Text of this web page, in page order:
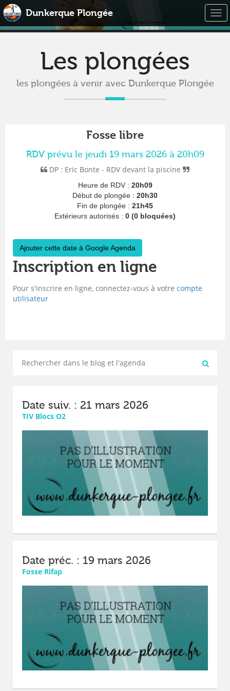
Dunkerque Plongée
Les plongées
les plongées à venir avec Dunkerque Plongée
Fosse libre
RDV prévu le jeudi 19 mars 2026 à 20h09
DP : Eric Bonte - RDV devant la piscine
Heure de RDV : 20h09
Début de plongée : 20h30
Fin de plongée : 21h45
Extérieurs autorisés : 0 (0 bloquées)
Ajouter cette date à Google Agenda
Inscription en ligne
Pour s'inscrire en ligne, connectez-vous à votre compte
utilisateur
Date suiv. : 21 mars 2026
TIV Blocs O2
Date préc. : 19 mars 2026
Fosse Rifap